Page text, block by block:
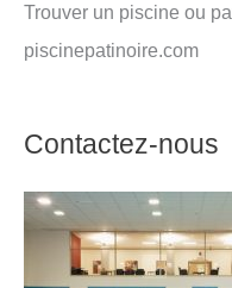
Trouver un piscine ou
piscinepatinoire.com
Contactez-nous